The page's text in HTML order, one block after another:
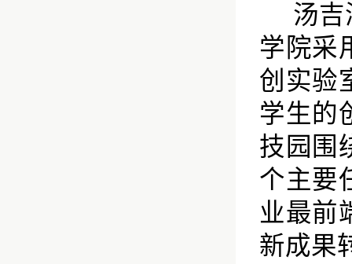
汤吉
学院采
创实验
学生的
技园围
个主要
业最前
新成果